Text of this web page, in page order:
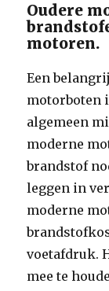
Oudere
motoren.
Een
motorboten
algemeen
moderne
brandstof
leggen in
moderne
voetafdruk.
mee te